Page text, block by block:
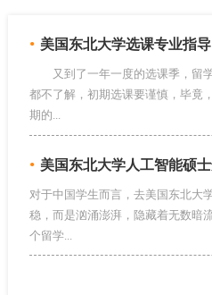
• 美国东北大学选课专业指导
又到了一年一度的选课季，留学
都不了解，初期选课要谨慎，毕竟
期的...
• 美国东北大学人工智能硕
对于中国学生而言，去美国东北大
稳，而是汹涌澎湃，隐藏着无数暗
个留学...